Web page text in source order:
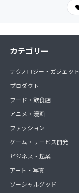
カテゴリー
テクノロジー・ガジェット
プロダクト
フード・飲食店
アニメ・漫画
ファッション
ゲーム・サービス開発
ビジネス・起業
アート・写真
ソーシャルグッド